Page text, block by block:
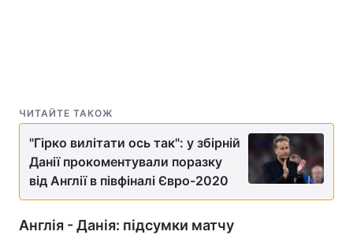
ЧИТАЙТЕ ТАКОЖ
"Гірко вилітати ось так": у збірній
Данії прокоментували поразку
від Англії в півфіналі Євро-2020
Англія - Данія: підсумки матчу